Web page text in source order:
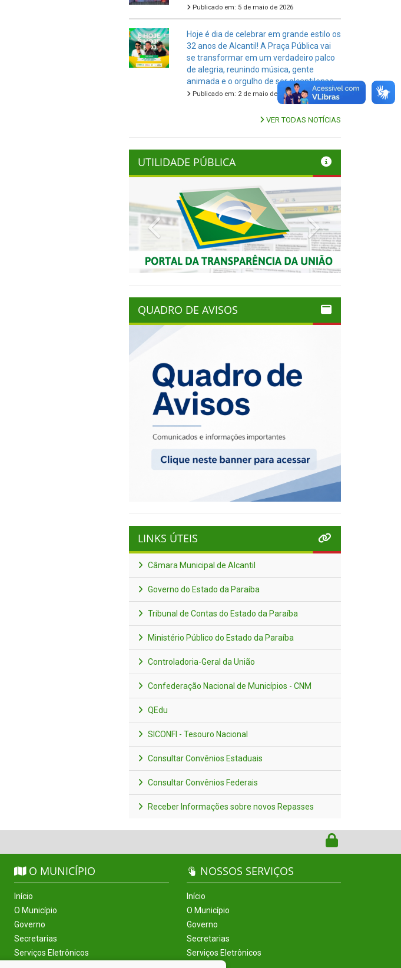
Publicado em: 5 de maio de 2026
Hoje é dia de celebrar em grande estilo os
32 anos de Alcantil! A Praça Pública vai
se transformar em um verdadeiro palco
de alegria, reunindo música, gente
animada e o orgulho de ser alcantilense.
Publicado em: 2 de maio de 2026
VER TODAS NOTÍCIAS
UTILIDADE PÚBLICA
Previous Next
QUADRO DE AVISOS
LINKS ÚTEIS
Câmara Municipal de Alcantil
Governo do Estado da Paraíba
Tribunal de Contas do Estado da Paraíba
Ministério Público do Estado da Paraíba
Controladoria-Geral da União
Confederação Nacional de Municípios - CNM
QEdu
SICONFI - Tesouro Nacional
Consultar Convênios Estaduais
Consultar Convênios Federais
Receber Informações sobre novos Repasses
O MUNICÍPIO
Início
O Município
Governo
Secretarias
Serviços Eletrônicos
NOSSOS SERVIÇOS
Início
O Município
Governo
Secretarias
Serviços Eletrônicos